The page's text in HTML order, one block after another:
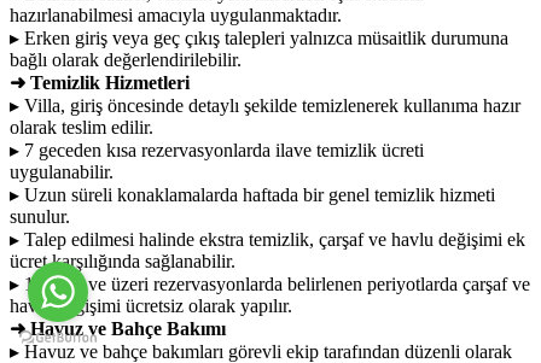
hazırlanabilmesi amacıyla uygulanmaktadır.
▸ Erken giriş veya geç çıkış talepleri yalnızca müsaitlik durumuna
bağlı olarak değerlendirilebilir.
➜ Temizlik Hizmetleri
▸ Villa, giriş öncesinde detaylı şekilde temizlenerek kullanıma hazır
olarak teslim edilir.
▸ 7 geceden kısa rezervasyonlarda ilave temizlik ücreti
uygulanabilir.
▸ Uzun süreli konaklamalarda haftada bir genel temizlik hizmeti
sunulur.
▸ Talep edilmesi halinde ekstra temizlik, çarşaf ve havlu değişimi ek
ücret karşılığında sağlanabilir.
▸ 15 gece ve üzeri rezervasyonlarda belirlenen periyotlarda çarşaf ve
havlu değişimi ücretsiz olarak yapılır.
➜ Havuz ve Bahçe Bakımı
▸ Havuz ve bahçe bakımları görevli ekip tarafından düzenli olarak